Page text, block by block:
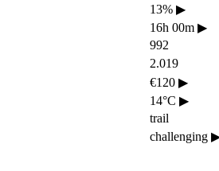
13% ▶
16h 00m ▶
992
2.019
€120 ▶
14°C ▶
trail
challenging